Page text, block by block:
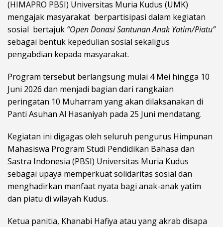
(HIMAPRO PBSI) Universitas Muria Kudus (UMK)
mengajak masyarakat berpartisipasi dalam kegiatan
sosial bertajuk “Open Donasi Santunan Anak Yatim/Piatu”
sebagai bentuk kepedulian sosial sekaligus
pengabdian kepada masyarakat.
Program tersebut berlangsung mulai 4 Mei hingga 10
Juni 2026 dan menjadi bagian dari rangkaian
peringatan 10 Muharram yang akan dilaksanakan di
Panti Asuhan Al Hasaniyah pada 25 Juni mendatang.
Kegiatan ini digagas oleh seluruh pengurus Himpunan
Mahasiswa Program Studi Pendidikan Bahasa dan
Sastra Indonesia (PBSI) Universitas Muria Kudus
sebagai upaya memperkuat solidaritas sosial dan
menghadirkan manfaat nyata bagi anak-anak yatim
dan piatu di wilayah Kudus.
Ketua panitia, Khanabi Hafiya atau yang akrab disapa